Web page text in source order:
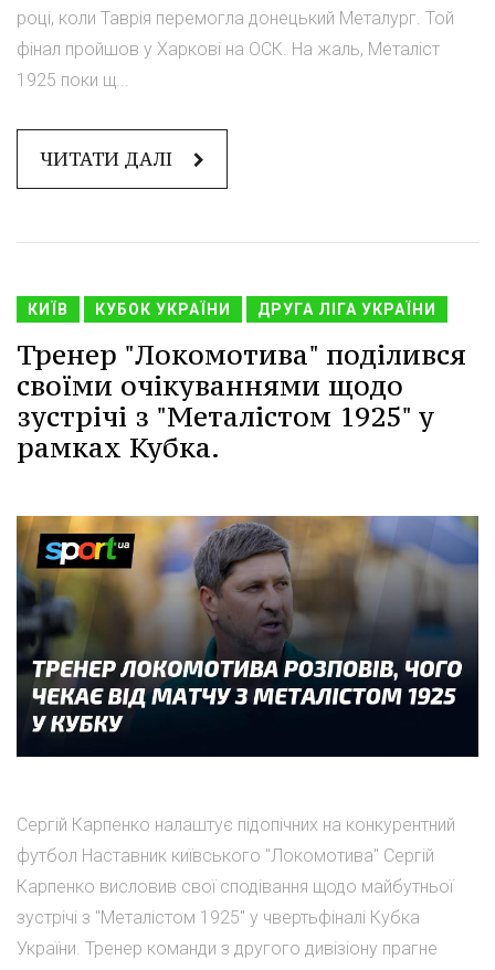
році, коли Таврія перемогла донецький Металург. Той
фінал пройшов у Харкові на ОСК. На жаль, Металіст
1925 поки щ...
ЧИТАТИ ДАЛІ
КИЇВ КУБОК УКРАЇНИ ДРУГА ЛІГА УКРАЇНИ
Тренер "Локомотива" поділився
своїми очікуваннями щодо
зустрічі з "Металістом 1925" у
рамках Кубка.
Сергій Карпенко налаштує підопічних на конкурентний
футбол Наставник київського "Локомотива" Сергій
Карпенко висловив свої сподівання щодо майбутньої
зустрічі з "Металістом 1925" у чвертьфіналі Кубка
України. Тренер команди з другого дивізіону прагне